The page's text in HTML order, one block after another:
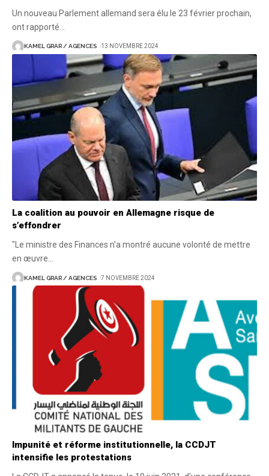
Un nouveau Parlement allemand sera élu le 23 février prochain,
ont rapporté
KAMEL GRAR / AGENCES 13 NOVEMBRE 2024
La coalition au pouvoir en Allemagne risque de
s’effondrer
"Le ministre des Finances n'a montré aucune volonté de mettre
en œuvre…
KAMEL GRAR / AGENCES 7 NOVEMBRE 2024
Impunité et réforme institutionnelle, la CCDJT
intensifie les protestations